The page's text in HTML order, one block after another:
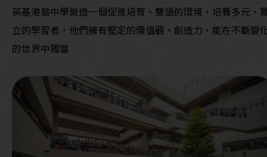
英基港島中學營造一個促進培育、雙語的環境，培養多元、
立的學習者，他們擁有堅定的價值觀、創造力，能在不斷變
的世界中獨當